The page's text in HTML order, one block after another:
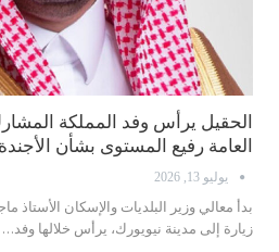
الحقيل يرأس وفد المملكة
العامة رفيع المستوى بشأن
يوليو 13, 2026
بدأ معالي وزير البلديات والإسكان الأستاذ
زيارة إلى مدينة نيويورك، يرأس خلالها وفد…